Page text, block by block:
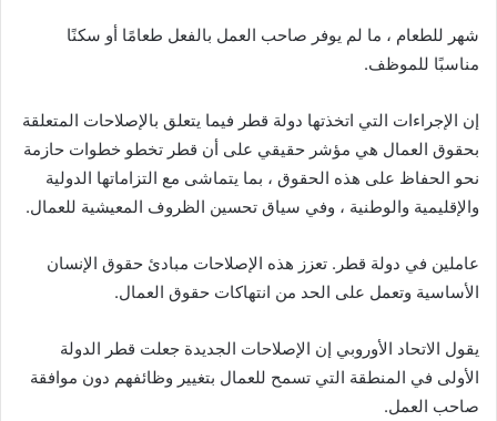
شهر للطعام ، ما لم يوفر صاحب العمل بالفعل طعامًا أو سكنًا
مناسبًا للموظف.
إن الإجراءات التي اتخذتها دولة قطر فيما يتعلق بالإصلاحات المتعلقة
بحقوق العمال هي مؤشر حقيقي على أن قطر تخطو خطوات حازمة
نحو الحفاظ على هذه الحقوق ، بما يتماشى مع التزاماتها الدولية
والإقليمية والوطنية ، وفي سياق تحسين الظروف المعيشية للعمال.
عاملين في دولة قطر. تعزز هذه الإصلاحات مبادئ حقوق الإنسان
الأساسية وتعمل على الحد من انتهاكات حقوق العمال.
يقول الاتحاد الأوروبي إن الإصلاحات الجديدة جعلت قطر الدولة
الأولى في المنطقة التي تسمح للعمال بتغيير وظائفهم دون موافقة
صاحب العمل.